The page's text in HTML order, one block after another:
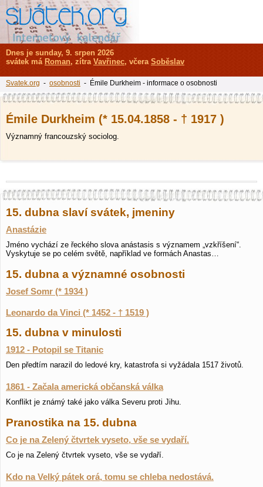
Émile Durkheim (* 15.04.1858 - † 1917 )
Významný francouzský sociolog.
15. dubna slaví svátek, jmeniny
Anastázie
Jméno vychází ze řeckého slova anástasis s významem „vzkříšení“.
Vyskytuje se po celém světě, například ve formách Anastas…
15. dubna a významné osobnosti
Josef Somr (* 1934 )
Leonardo da Vinci (* 1452 - † 1519 )
15. dubna v minulosti
1912 - Potopil se Titanic
Den předtím narazil do ledové kry, katastrofa si vyžádala 1517 životů.
1861 - Začala americká občanská válka
Konflikt je známý také jako válka Severu proti Jihu.
Pranostika na 15. dubna
Co je na Zelený čtvrtek vyseto, vše se vydaří.
Co je na Zelený čtvrtek vyseto, vše se vydaří.
Kdo na Velký pátek orá, tomu se chleba nedostává.
Dnes je sunday, 9. srpen 2026
svátek má Roman, zítra Vavřinec, včera Soběslav
Svatek.org - osobnosti - Émile Durkheim - informace o osobnosti